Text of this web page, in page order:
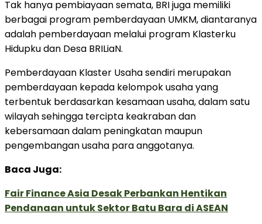
Tak hanya pembiayaan semata, BRI juga memiliki
berbagai program pemberdayaan UMKM, diantaranya
adalah pemberdayaan melalui program Klasterku
Hidupku dan Desa BRILiaN.
Pemberdayaan Klaster Usaha sendiri merupakan
pemberdayaan kepada kelompok usaha yang
terbentuk berdasarkan kesamaan usaha, dalam satu
wilayah sehingga tercipta keakraban dan
kebersamaan dalam peningkatan maupun
pengembangan usaha para anggotanya.
Baca Juga:
Fair Finance Asia Desak Perbankan Hentikan
Pendanaan untuk Sektor Batu Bara di ASEAN